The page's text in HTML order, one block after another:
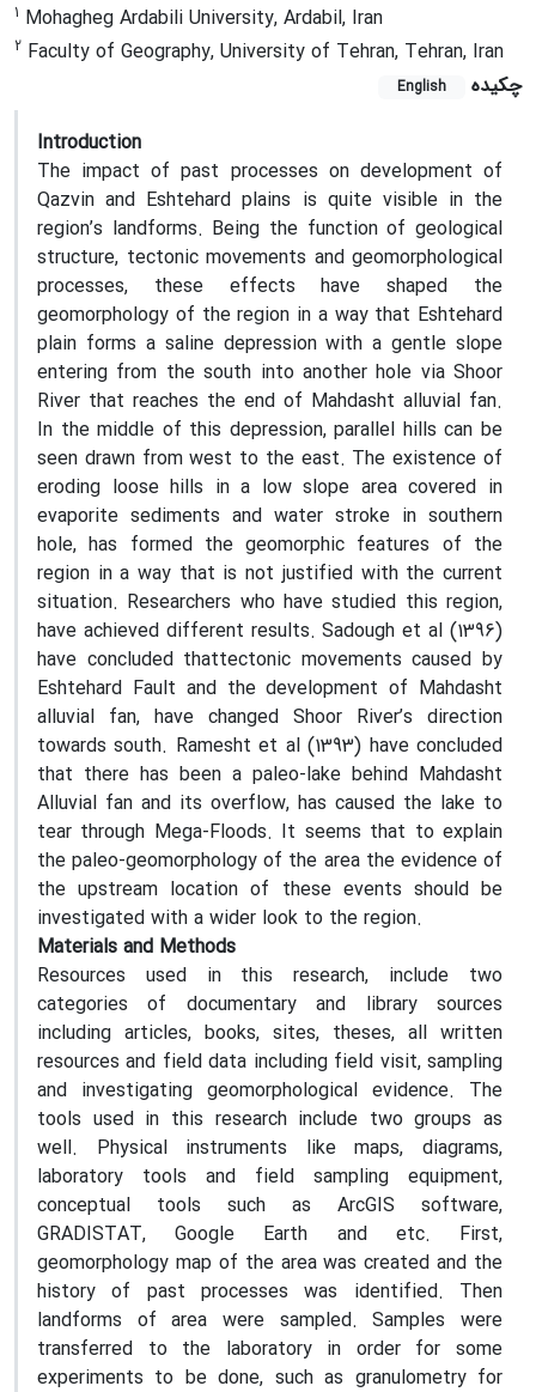
1 Mohagheg Ardabili University, Ardabil, Iran
2 Faculty of Geography, University of Tehran, Tehran, Iran
چکیده
English
Introduction
The impact of past processes on development of
Qazvin and Eshtehard plains is quite visible in the
region’s landforms. Being the function of geological
structure, tectonic movements and geomorphological
processes, these effects have shaped the
geomorphology of the region in a way that Eshtehard
plain forms a saline depression with a gentle slope
entering from the south into another hole via Shoor
River that reaches the end of Mahdasht alluvial fan.
In the middle of this depression, parallel hills can be
seen drawn from west to the east. The existence of
eroding loose hills in a low slope area covered in
evaporite sediments and water stroke in southern
hole, has formed the geomorphic features of the
region in a way that is not justified with the current
situation. Researchers who have studied this region,
have achieved different results. Sadough et al (1396)
have concluded thattectonic movements caused by
Eshtehard Fault and the development of Mahdasht
alluvial fan, have changed Shoor River’s direction
towards south. Ramesht et al (1393) have concluded
that there has been a paleo-lake behind Mahdasht
Alluvial fan and its overflow, has caused the lake to
tear through Mega-Floods. It seems that to explain
the paleo-geomorphology of the area the evidence of
the upstream location of these events should be
investigated with a wider look to the region.
Materials and Methods
Resources used in this research, include two
categories of documentary and library sources
including articles, books, sites, theses, all written
resources and field data including field visit, sampling
and investigating geomorphological evidence. The
tools used in this research include two groups as
well. Physical instruments like maps, diagrams,
laboratory tools and field sampling equipment,
conceptual tools such as ArcGIS software,
GRADISTAT, Google Earth and etc. First,
geomorphology map of the area was created and the
history of past processes was identified. Then
landforms of area were sampled. Samples were
transferred to the laboratory in order for some
experiments to be done, such as granulometry for